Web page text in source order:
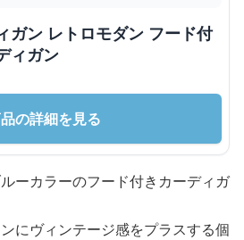
ガン レトロモダン フード付
ィガン
の詳細を見る
ーカラーのフード付きカーディガ
にヴィンテージ感をプラスする個